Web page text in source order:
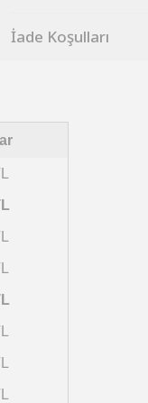
İade Koşulları